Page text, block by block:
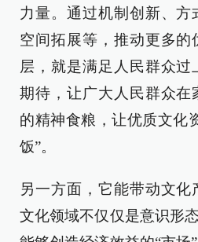
力量。通过机制创新、方
空间拓展等，推动更多的
层，就是满足人民群众
期待，让广大人民群众在
的精神食粮，让优质文化
饭”。
另一方面，它能带动文化
文化领域不仅仅是意识形